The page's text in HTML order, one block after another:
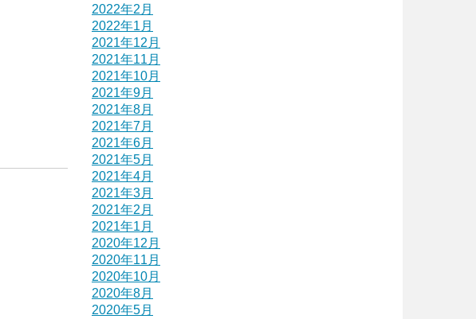
2022年2月
2022年1月
2021年12月
2021年11月
2021年10月
2021年9月
2021年8月
2021年7月
2021年6月
2021年5月
2021年4月
2021年3月
2021年2月
2021年1月
2020年12月
2020年11月
2020年10月
2020年8月
2020年5月